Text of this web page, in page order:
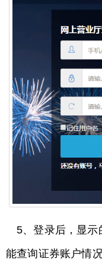
5、登录后，显示
能查询证券账户情